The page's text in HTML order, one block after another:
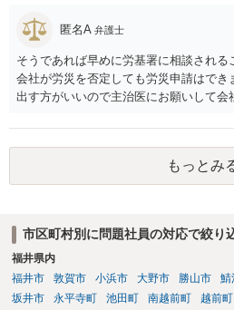
（慰謝料）を請求する選択肢がありえま
らない可能性があります。）。
匿名A 弁護士
そうであれば早めに労基署に相談される
会社が労災を否定しても労災申請はでき
出す方がいいので主治医にお願いして
もっとみ
市区町村別に問題社員の対応で絞り
福井県内
福井市
敦賀市 小浜市 大野市 勝山市 鯖
坂井市
永平寺町 池田町 南越前町 越前町